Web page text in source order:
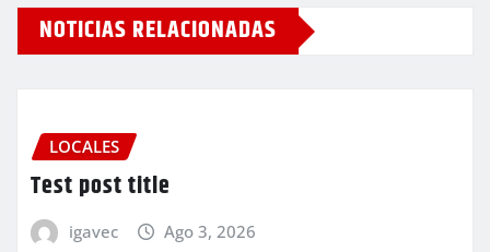
NOTICIAS RELACIONADAS
LOCALES
Test post title
igavec Ago 3, 2026